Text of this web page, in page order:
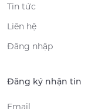
Tin tức
Liên hệ
Đăng nhập
Đăng ký nhận tin
Email